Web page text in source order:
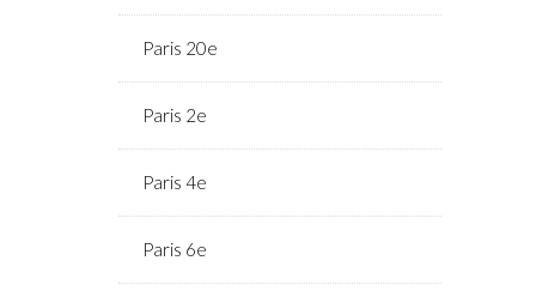
Paris 20e
Paris 2e
Paris 4e
Paris 6e